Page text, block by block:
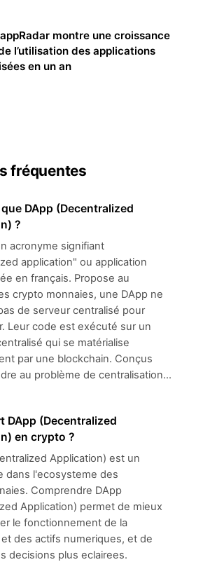
montre une croissance
l’utilisation des applications
en un an
fréquentes
DApp (Decentralized
?
acronyme signifiant
application" ou application
en français. Propose au
crypto monnaies, une DApp ne
de serveur centralisé pour
Leur code est exécuté sur un
qui se matérialise
par une blockchain. Conçus
au problème de centralisation...
DApp (Decentralized
en crypto ?
Application) est un
dans l'ecosysteme des
Comprendre DApp
Application) permet de mieux
le fonctionnement de la
des actifs numeriques, et de
decisions plus eclairees.